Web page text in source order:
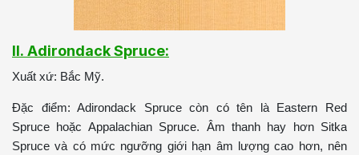
II. Adirondack Spruce:
Xuất xứ: Bắc Mỹ.
Đặc điểm: Adirondack Spruce còn có tên là Eastern Red
Spruce hoặc Appalachian Spruce. Âm thanh hay hơn Sitka
Spruce và có mức ngưỡng giới hạn âm lượng cao hơn, nên